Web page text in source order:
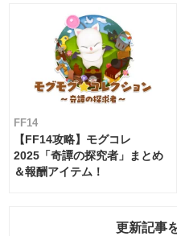
FF14
【FF14攻略】モグコレ
2025「奇譚の探究者」まとめ
＆報酬アイテム！
更新記事